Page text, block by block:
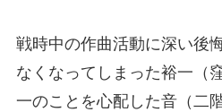
戦時中の作曲活動に深い後
なくなってしまった裕一（
一のことを心配した音（二